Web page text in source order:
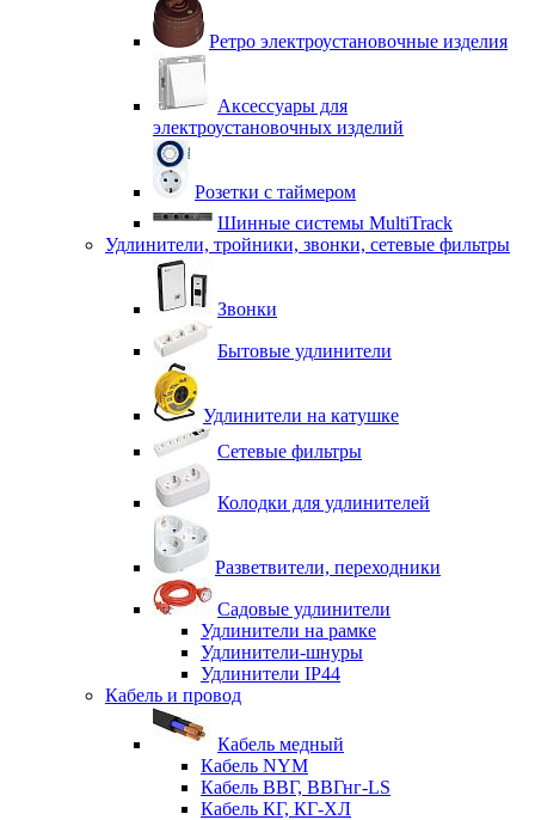
Ретро электроустановочные изделия
Аксессуары для
электроустановочных изделий
Розетки с таймером
Шинные системы MultiTrack
Удлинители, тройники, звонки, сетевые фильтры
Звонки
Бытовые удлинители
Удлинители на катушке
Сетевые фильтры
Колодки для удлинителей
Разветвители, переходники
Садовые удлинители
Удлинители на рамке
Удлинители-шнуры
Удлинители IP44
Кабель и провод
Кабель медный
Кабель NYM
Кабель ВВГ, ВВГнг-LS
Кабель КГ, КГ-ХЛ